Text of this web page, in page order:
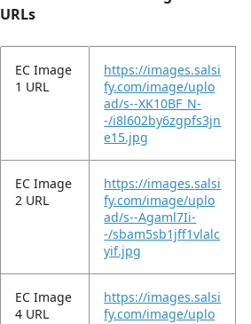
URLs
EC Image
1 URL
https://images.salsi
fy.com/image/uplo
ad/s--XK10BF_N-
-/i8l602by6zgpfs3jn
e15.jpg
EC Image
2 URL
https://images.salsi
fy.com/image/uplo
ad/s--Agaml7Ii-
-/sbam5sb1jff1vlalc
yif.jpg
EC Image
4 URL
https://images.salsi
fy.com/image/uplo